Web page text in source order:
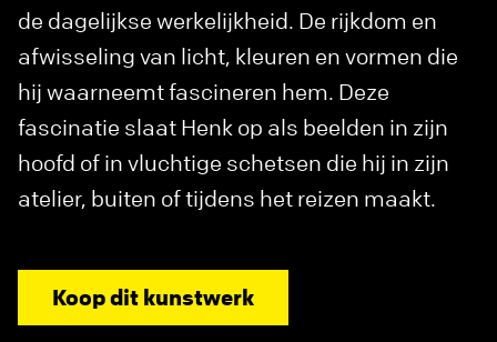
de dagelijkse werkelijkheid. De rijkdom en
afwisseling van licht, kleuren en vormen die
hij waarneemt fascineren hem. Deze
fascinatie slaat Henk op als beelden in zijn
hoofd of in vluchtige schetsen die hij in zijn
atelier, buiten of tijdens het reizen maakt.
Koop dit kunstwerk